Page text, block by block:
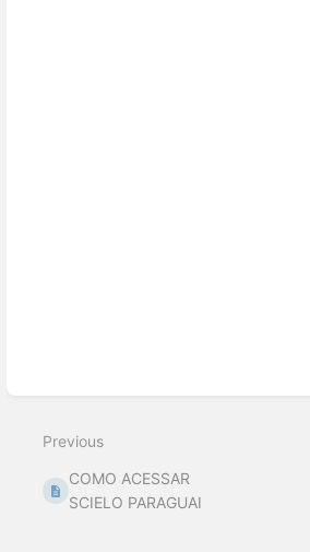
Previous
COMO ACESSAR
SCIELO PARAGUAI